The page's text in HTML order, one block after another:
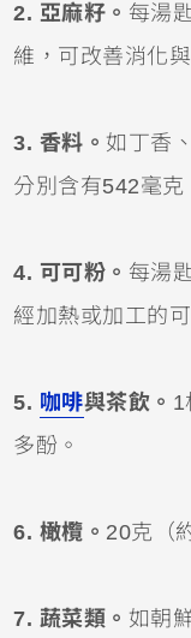
2. 亞麻籽。 每湯
維，可改善消化
3. 香料。如丁香
分別含有542毫克
4. 可可粉。 每湯
經加熱或加工的
5. 咖啡與茶飲。 1
多酚。
6. 橄欖。 20克（
7. 蔬菜類。 如朝